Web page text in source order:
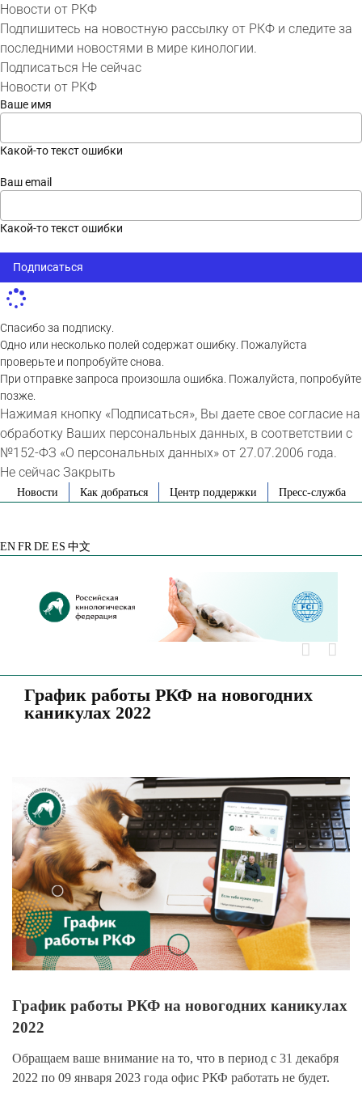
Новости от РКФ
Подпишитесь на новостную рассылку от РКФ и следите за
последними новостями в мире кинологии.
Подписаться Не сейчас
Новости от РКФ
Ваше имя
Какой-то текст ошибки
Ваш email
Какой-то текст ошибки
Подписаться
Спасибо за подписку.
Одно или несколько полей содержат ошибку. Пожалуйста
проверьте и попробуйте снова.
При отправке запроса произошла ошибка. Пожалуйста, попробуйте
позже.
Нажимая кнопку «Подписаться», Вы даете свое согласие на
обработку Ваших персональных данных, в соответствии с
№152-ФЗ «О персональных данных» от 27.07.2006 года.
Не сейчас Закрыть
SkipНовости Как добраться Центр поддержки Пресс-служба
EN FR DE ES 中文
График работы РКФ на новогодних
каникулах 2022
Larger
Image
График работы РКФ на новогодних каникулах
2022
Обращаем ваше внимание на то, что в период с 31 декабря
2022 по 09 января 2023 года офис РКФ работать не будет.